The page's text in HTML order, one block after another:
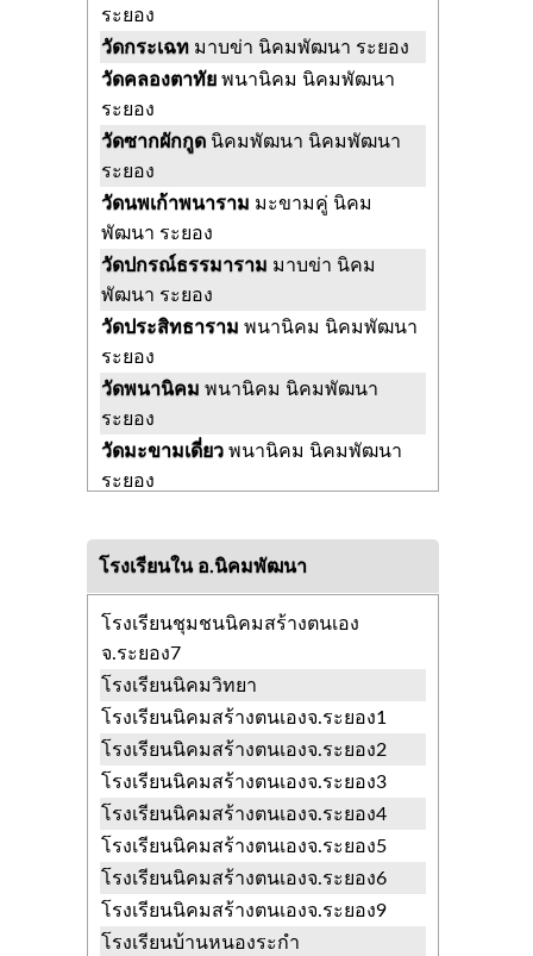
ระยอง
วัดกระเฉท มาบข่า นิคมพัฒนา ระยอง
วัดคลองตาทัยพนานิคม นิคมพัฒนา
ระยอง
วัดซากผักกูด นิคมพัฒนา นิคมพัฒนา
ระยอง
วัดนพเก้าพนาราม มะขามคู่ นิคม
พัฒนา ระยอง
วัดปกรณ์ธรรมาราม มาบข่า นิคม
พัฒนา ระยอง
วัดประสิทธารามพนานิคม นิคมพัฒนา
ระยอง
วัดพนานิคมพนานิคม นิคมพัฒนา
ระยอง
วัดมะขามเดี่ยวพนานิคม นิคมพัฒนา
ระยอง
วัดหนองบอนนิคมพัฒนา นิคมพัฒนา
ระยอง
วัดหนองผักหนาม
วัดหนองระกำ
ระยอง
วัดอัษฎารามมะขามคู่ นิคมพัฒนา
ระยอง
โรงเรียนใน อ.นิคมพัฒนา
โรงเรียนชุมชนนิคมสร้างตนเอง
จ.ระยอง7
โรงเรียนนิคมวิทยา
โรงเรียนนิคมสร้างตนเองจ.ระยอง1
โรงเรียนนิคมสร้างตนเองจ.ระยอง2
โรงเรียนนิคมสร้างตนเองจ.ระยอง3
โรงเรียนนิคมสร้างตนเองจ.ระยอง4
โรงเรียนนิคมสร้างตนเองจ.ระยอง5
โรงเรียนนิคมสร้างตนเองจ.ระยอง6
โรงเรียนนิคมสร้างตนเองจ.ระยอง9
โรงเรียนบ้านหนองระกำ